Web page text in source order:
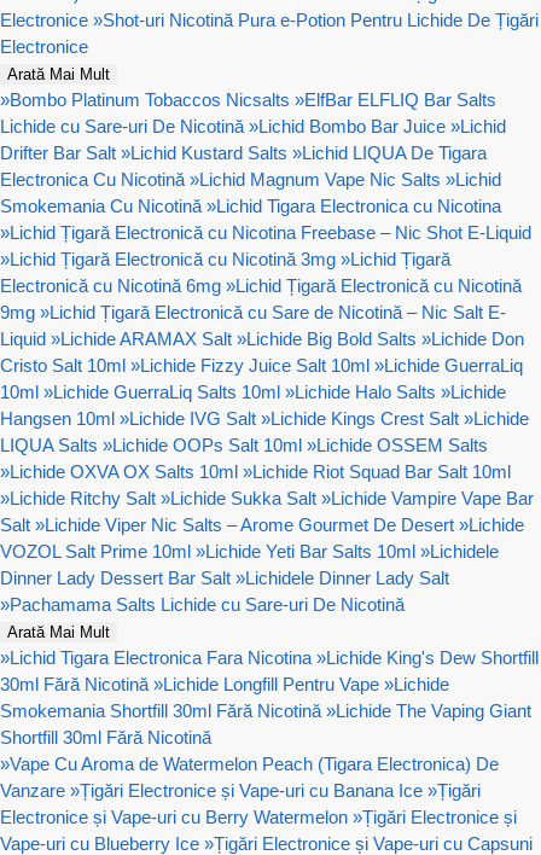
Electronice »Shot-uri Nicotină Pura e-Potion Pentru Lichide De Țigări
Electronice
Arată Mai Mult
»Bombo Platinum Tobaccos Nicsalts »ElfBar ELFLIQ Bar Salts
Lichide cu Sare-uri De Nicotină »Lichid Bombo Bar Juice »Lichid
Drifter Bar Salt »Lichid Kustard Salts »Lichid LIQUA De Tigara
Electronica Cu Nicotină »Lichid Magnum Vape Nic Salts »Lichid
Smokemania Cu Nicotină »Lichid Tigara Electronica cu Nicotina
»Lichid Țigară Electronică cu Nicotina Freebase – Nic Shot E-Liquid
»Lichid Țigară Electronică cu Nicotină 3mg »Lichid Țigară
Electronică cu Nicotină 6mg »Lichid Țigară Electronică cu Nicotină
9mg »Lichid Țigară Electronică cu Sare de Nicotină – Nic Salt E-
Liquid »Lichide ARAMAX Salt »Lichide Big Bold Salts »Lichide Don
Cristo Salt 10ml »Lichide Fizzy Juice Salt 10ml »Lichide GuerraLiq
10ml »Lichide GuerraLiq Salts 10ml »Lichide Halo Salts »Lichide
Hangsen 10ml »Lichide IVG Salt »Lichide Kings Crest Salt »Lichide
LIQUA Salts »Lichide OOPs Salt 10ml »Lichide OSSEM Salts
»Lichide OXVA OX Salts 10ml »Lichide Riot Squad Bar Salt 10ml
»Lichide Ritchy Salt »Lichide Sukka Salt »Lichide Vampire Vape Bar
Salt »Lichide Viper Nic Salts – Arome Gourmet De Desert »Lichide
VOZOL Salt Prime 10ml »Lichide Yeti Bar Salts 10ml »Lichidele
Dinner Lady Dessert Bar Salt »Lichidele Dinner Lady Salt
»Pachamama Salts Lichide cu Sare-uri De Nicotină
Arată Mai Mult
»Lichid Tigara Electronica Fara Nicotina »Lichide King's Dew Shortfill
30ml Fără Nicotină »Lichide Longfill Pentru Vape »Lichide
Smokemania Shortfill 30ml Fără Nicotină »Lichide The Vaping Giant
Shortfill 30ml Fără Nicotină
»Vape Cu Aroma de Watermelon Peach (Tigara Electronica) De
Vanzare »Țigări Electronice și Vape-uri cu Banana Ice »Țigări
Electronice și Vape-uri cu Berry Watermelon »Țigări Electronice și
Vape-uri cu Blueberry Ice »Țigări Electronice și Vape-uri cu Capsuni